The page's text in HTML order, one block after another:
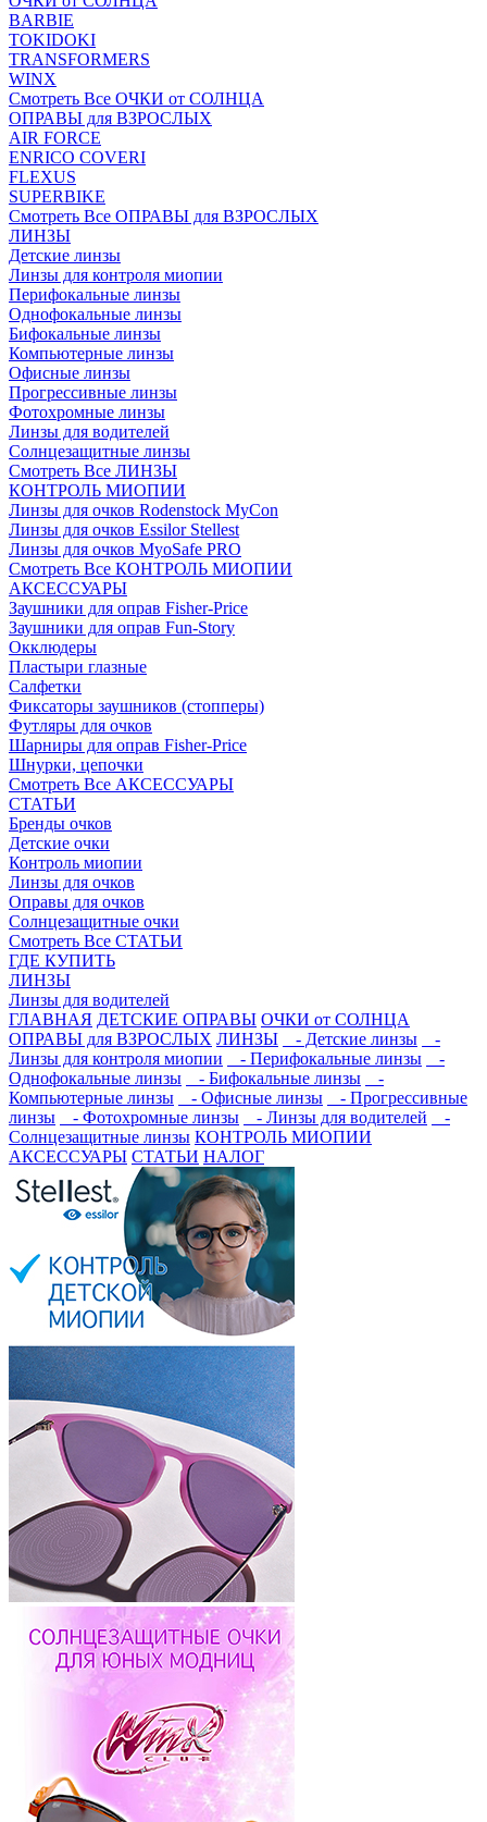
BARBIE
TOKIDOKI
TRANSFORMERS
WINX
Смотреть Все ОЧКИ от СОЛНЦА
ОПРАВЫ для ВЗРОСЛЫХ
AIR FORCE
ENRICO COVERI
FLEXUS
SUPERBIKE
Смотреть Все ОПРАВЫ для ВЗРОСЛЫХ
ЛИНЗЫ
Детские линзы
Линзы для контроля миопии
Перифокальные линзы
Однофокальные линзы
Бифокальные линзы
Компьютерные линзы
Офисные линзы
Прогрессивные линзы
Фотохромные линзы
Линзы для водителей
Солнцезащитные линзы
Смотреть Все ЛИНЗЫ
КОНТРОЛЬ МИОПИИ
Линзы для очков Rodenstock MyCon
Линзы для очков Essilor Stellest
Линзы для очков MyoSafe PRO
Смотреть Все КОНТРОЛЬ МИОПИИ
АКСЕССУАРЫ
Заушники для оправ Fisher-Price
Заушники для оправ Fun-Story
Окклюдеры
Пластыри глазные
Салфетки
Фиксаторы заушников (стопперы)
Футляры для очков
Шарниры для оправ Fisher-Price
Шнурки, цепочки
Смотреть Все АКСЕССУАРЫ
СТАТЬИ
Бренды очков
Детские очки
Контроль миопии
Линзы для очков
Оправы для очков
Солнцезащитные очки
Смотреть Все СТАТЬИ
ГДЕ КУПИТЬ
ЛИНЗЫ
Линзы для водителей
ГЛАВНАЯ ДЕТСКИЕ ОПРАВЫ ОЧКИ от СОЛНЦА
ОПРАВЫ для ВЗРОСЛЫХ ЛИНЗЫ - Детские линзы
-
Линзы для контроля миопии
- Перифокальные линзы
-
Однофокальные линзы
- Бифокальные линзы
-
Компьютерные линзы
- Офисные линзы
- Прогрессивные
линзы
- Фотохромные линзы - Линзы для водителей
-
Солнцезащитные линзы КОНТРОЛЬ МИОПИИ
АКСЕССУАРЫ СТАТЬИ НАЛОГ